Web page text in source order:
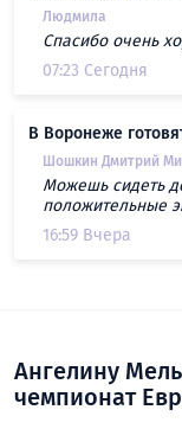
Людмила
Спасибо очень
07:23 Сегодня
В Воронеже
Шошкин Дмитрий
Можешь сидеть
положительные
16:59 Вчера
Ангелину
чемпионат